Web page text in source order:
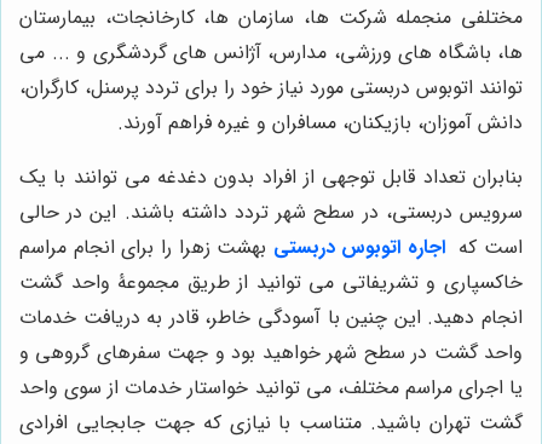
مختلفی منجمله شرکت ها، سازمان ها، کارخانجات، بیمارستان
ها، باشگاه های ورزشی، مدارس، آژانس های گردشگری و ... می
توانند اتوبوس دربستی مورد نیاز خود را برای تردد پرسنل، کارگران،
دانش آموزان، بازیکنان، مسافران و غیره فراهم آورند.
بنابران تعداد قابل توجهی از افراد بدون دغدغه می توانند با یک
سرویس دربستی، در سطح شهر تردد داشته باشند. این در حالی
است که اجاره اتوبوس دربستی بهشت زهرا را برای انجام مراسم
خاکسپاری و تشریفاتی می توانید از طریق مجموعۀ واحد گشت
انجام دهید. این چنین با آسودگی خاطر، قادر به دریافت خدمات
واحد گشت در سطح شهر خواهید بود و جهت سفرهای گروهی و
یا اجرای مراسم مختلف، می توانید خواستار خدمات از سوی واحد
گشت تهران باشید. متناسب با نیازی که جهت جابجایی افرادی